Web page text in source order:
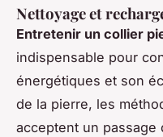
Nettoyage et
Entretenir un collier
indispensable pour
énergétiques et son
de la pierre, les
acceptent un passage